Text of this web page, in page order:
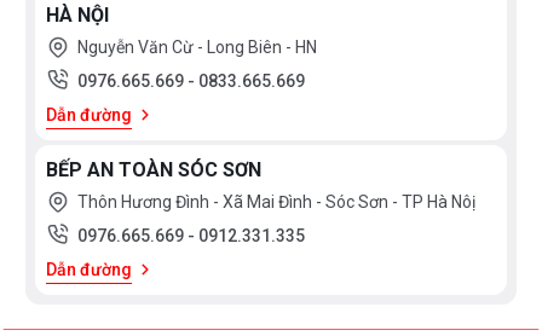
HÀ NỘI
Nguyễn Văn Cừ - Long Biên - HN
0976.665.669 - 0833.665.669
Dẫn đường
BẾP AN TOÀN SÓC SƠN
Thôn Hương Đình - Xã Mai Đình - Sóc Sơn - TP Hà Nôị
0976.665.669 - 0912.331.335
Dẫn đường